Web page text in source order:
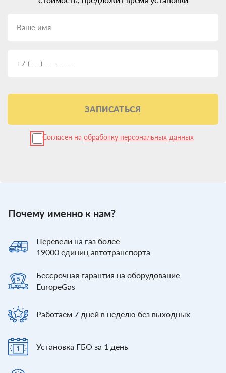
ЗАПИСАТЬСЯ
Согласен на обработку персональных данных
Почему именно к нам?
Перевели на газ более
19000 единиц автотранспорта
Бессрочная гарантия на оборудование
EuropeGas
Работаем 7 дней в неделю без выходных
Установка ГБО за 1 день